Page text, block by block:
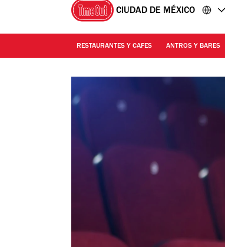
CIUDAD DE MÉXICO
RESTAURANTES Y CAFES ANTROS Y BARES